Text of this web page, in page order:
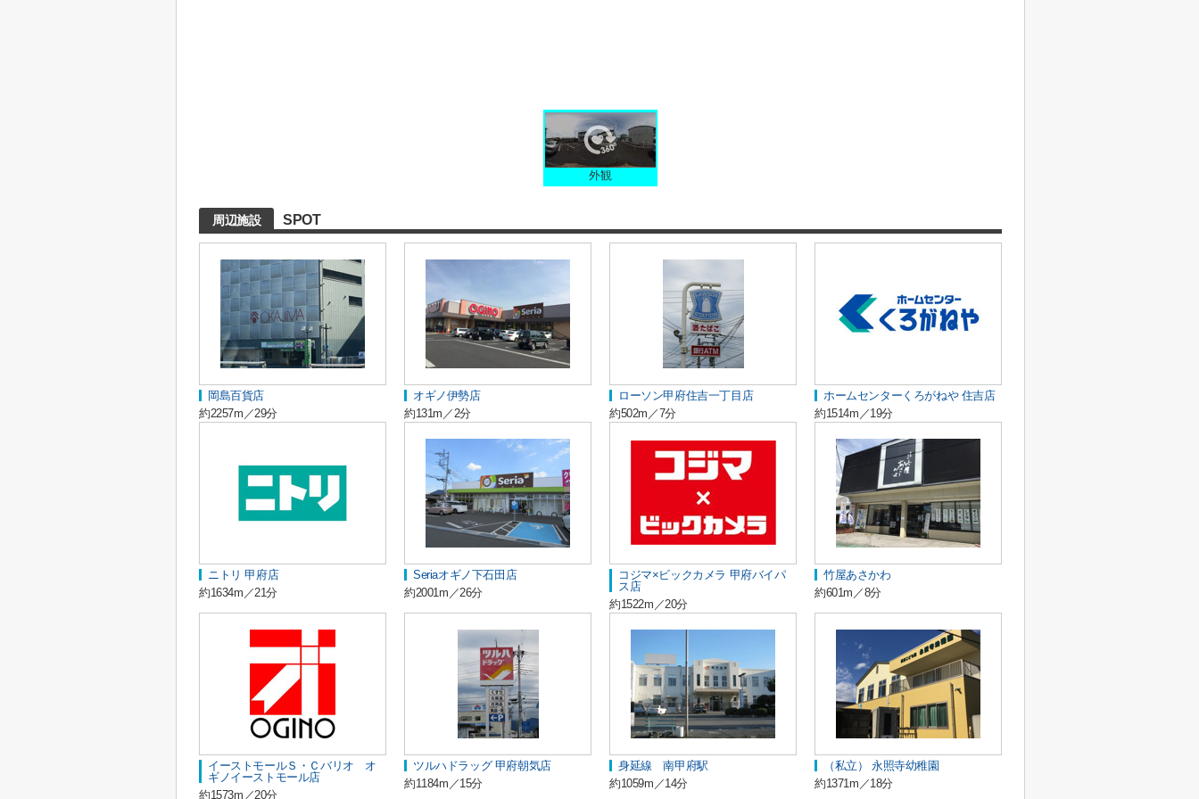
外観
周辺施設 SPOT
岡島百貨店
約2257m／29分
オギノ伊勢店
約131m／2分
ローソン甲府住吉一丁目店
約502m／7分
ホームセンターくろがねや 住吉店
約1514m／19分
ニトリ 甲府店
約1634m／21分
Seriaオギノ下石田店
約2001m／26分
コジマ×ビックカメラ 甲府バイパ
ス店
約1522m／20分
竹屋あさかわ
約601m／8分
イーストモールＳ・Ｃバリオ オ
ギノイーストモール店
約1573m／20分
ツルハドラッグ 甲府朝気店
約1184m／15分
身延線 南甲府駅
約1059m／14分
（私立） 永照寺幼稚園
約1371m／18分